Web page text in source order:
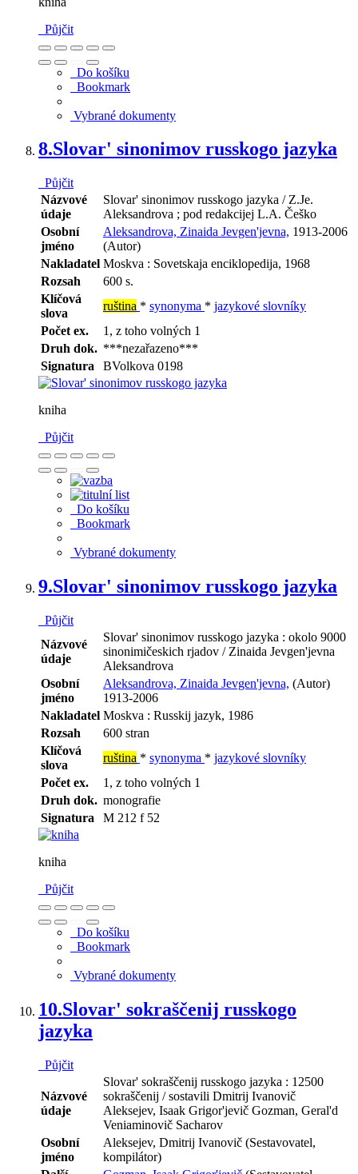
Půjčit
Do košíku
Bookmark
Vybrané dokumenty
8.Slovar' sinonimov russkogo jazyka
Půjčit
Názvové
údaje
Slovar' sinonimov russkogo jazyka / Z.Je.
Aleksandrova ; pod redakcijej L.A. Češko
Osobní
jméno
Aleksandrova, Zinaida Jevgen'jevna, 1913-2006
(Autor)
Nakladatel Moskva : Sovetskaja enciklopedija, 1968
Rozsah
600 s.
Klíčová
slova
ruština * synonyma * jazykové slovníky
Počet ex.
1, z toho volných 1
Druh dok. ***nezařazeno***
Signatura
BVolkova 0198
kniha
Půjčit
Do košíku
Bookmark
Vybrané dokumenty
9.Slovar' sinonimov russkogo jazyka
Půjčit
Názvové
údaje
Slovar' sinonimov russkogo jazyka : okolo 9000
sinonimičeskich rjadov / Zinaida Jevgen'jevna
Aleksandrova
Osobní
jméno
Aleksandrova, Zinaida Jevgen'jevna, (Autor)
1913-2006
Nakladatel Moskva : Russkij jazyk, 1986
Rozsah
600 stran
Klíčová
slova
ruština * synonyma * jazykové slovníky
Počet ex.
1, z toho volných 1
Druh dok. monografie
Signatura
M 212 f 52
kniha
Půjčit
Do košíku
Bookmark
Vybrané dokumenty
10.Slovar' sokraščenij russkogo
jazyka
Půjčit
Názvové
údaje
Slovar' sokraščenij russkogo jazyka : 12500
sokraščenij / sostavili Dmitrij Ivanovič
Aleksejev, Isaak Grigor'jevič Gozman, Geral'd
Veniaminovič Sacharov
Osobní
jméno
Aleksejev, Dmitrij Ivanovič (Sestavovatel,
kompilátor)